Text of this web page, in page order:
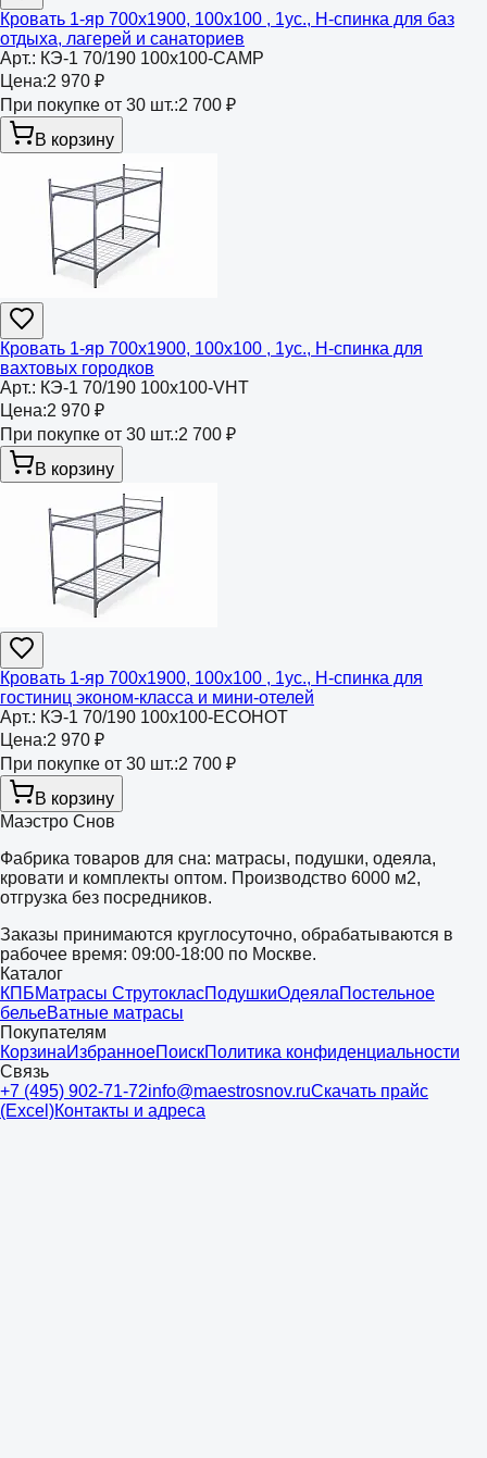
Кровать 1-яр 700х1900, 100х100 , 1ус., Н-спинка для баз
отдыха, лагерей и санаториев
Арт.: КЭ-1 70/190 100х100-CAMP
Цена:2 970 ₽
При покупке от 30 шт.:2 700 ₽
В корзину
Кровать 1-яр 700х1900, 100х100 , 1ус., Н-спинка для
вахтовых городков
Арт.: КЭ-1 70/190 100х100-VHT
Цена:2 970 ₽
При покупке от 30 шт.:2 700 ₽
В корзину
Кровать 1-яр 700х1900, 100х100 , 1ус., Н-спинка для
гостиниц эконом-класса и мини-отелей
Арт.: КЭ-1 70/190 100х100-ECOHOT
Цена:2 970 ₽
При покупке от 30 шт.:2 700 ₽
В корзину
Маэстро Снов
Фабрика товаров для сна: матрасы, подушки, одеяла,
кровати и комплекты оптом. Производство 6000 м2,
отгрузка без посредников.
Заказы принимаются круглосуточно, обрабатываются в
рабочее время: 09:00-18:00 по Москве.
Каталог
КПБМатрасы СтрутокласПодушкиОдеялаПостельное
бельеВатные матрасы
Покупателям
КорзинаИзбранноеПоискПолитика конфиденциальности
Связь
+7 (495) 902-71-72info@maestrosnov.ruСкачать прайс
(Excel)Контакты и адреса